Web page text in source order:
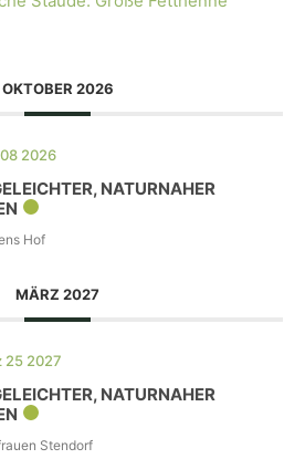
OKTOBER 2026
2026
NATURNAHER
Hof
MÄRZ 2027
25 2027
NATURNAHER
Stendorf